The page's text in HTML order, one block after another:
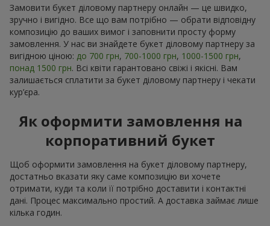
Замовити букет діловому партнеру онлайн — це швидко,
зручно і вигідно. Все що вам потрібно — обрати відповідну
композицію до ваших вимог і заповнити просту форму
замовлення. У нас ви знайдете букет діловому партнеру за
вигідною ціною: до 700 грн, 700-1000 грн, 1000-1500 грн,
понад 1500 грн. Всі квіти гарантовано свіжі і якісні. Вам
залишається сплатити за букет діловому партнеру і чекати
кур’єра.
Як оформити замовлення на
корпоративний букет
Щоб оформити замовлення на букет діловому партнеру,
достатньо вказати яку саме композицію ви хочете
отримати, куди та коли її потрібно доставити і контактні
дані. Процес максимально простий. А доставка займає лише
кілька годин.